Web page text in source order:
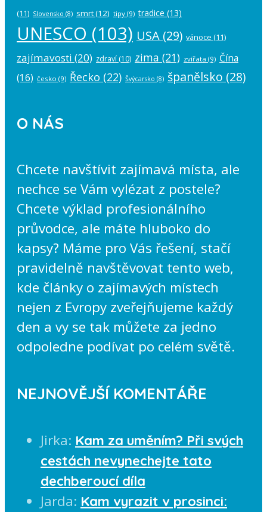
(11) Slovensko (8) smrt(12) tipy (9) tradice (13)
UNESCO (103) USA (29) vánoce (11)
zajímavosti (20) zdraví (10) zima (21) zvířata (9) Čína
(16) česko (9) Řecko (22) Švýcarsko (8) španělsko (28)
O NÁS
Chcete navštívit zajímavá místa, ale
nechce se Vám vylézat z postele?
Chcete výklad profesionálního
průvodce, ale máte hluboko do
kapsy? Máme pro Vás řešení, stačí
pravidelně navštěvovat tento web,
kde články o zajímavých místech
nejen z Evropy zveřejňujeme každý
den a vy se tak můžete za jedno
odpoledne podívat po celém světě.
NEJNOVĚJŠÍ KOMENTÁŘE
Jirka: Kam za uměním? Při svých
cestách nevynechejte tato
dechberoucí díla
Jarda: Kam vyrazit v prosinci: